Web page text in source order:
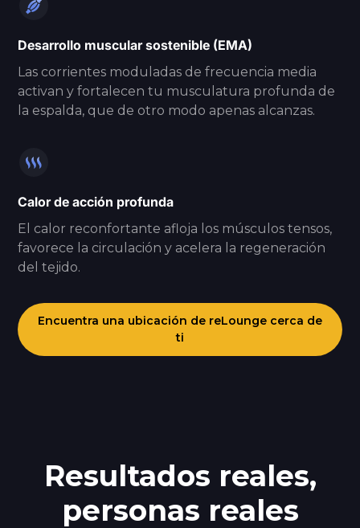
Desarrollo muscular sostenible (EMA)
Las corrientes moduladas de frecuencia media
activan y fortalecen tu musculatura profunda de
la espalda, que de otro modo apenas alcanzas.
Calor de acción profunda
El calor reconfortante afloja los músculos tensos,
favorece la circulación y acelera la regeneración
del tejido.
Encuentra una ubicación de reLounge cerca de
ti
Resultados reales,
personas reales